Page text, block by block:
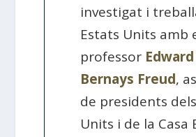
investigat i
Estats Units amb
professor
Bernays Freud,
de presidents
Units i de la Casa